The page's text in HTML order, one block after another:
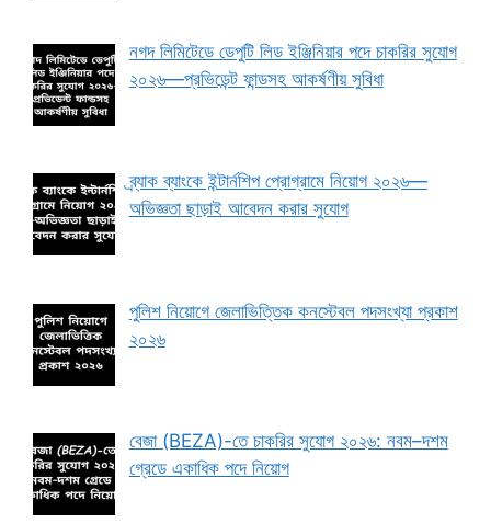
নগদ লিমিটেডে ডেপুটি লিড ইঞ্জিনিয়ার পদে চাকরির সুযোগ
২০২৬—প্রভিডেন্ট ফান্ডসহ আকর্ষণীয় সুবিধা
ব্র্যাক ব্যাংকে ইন্টার্নশিপ প্রোগ্রামে নিয়োগ ২০২৬—
অভিজ্ঞতা ছাড়াই আবেদন করার সুযোগ
পুলিশ নিয়োগে জেলাভিত্তিক কনস্টেবল পদসংখ্যা প্রকাশ
২০২৬
বেজা (BEZA)-তে চাকরির সুযোগ ২০২৬: নবম–দশম
গ্রেডে একাধিক পদে নিয়োগ